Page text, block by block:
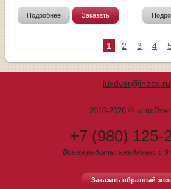
Подробнее Заказать
1 2 3 4 5
luxdver@inbox.ru
2010-2026 ©
+7 (980) 125-
Время работы: ежедневно с
Заказать обратный